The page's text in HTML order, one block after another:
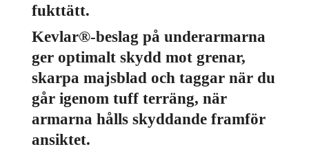
fukttätt.
Kevlar®-beslag på underarmarna
ger optimalt skydd mot grenar,
skarpa majsblad och taggar när du
går igenom tuff terräng, när
armarna hålls skyddande framför
ansiktet.